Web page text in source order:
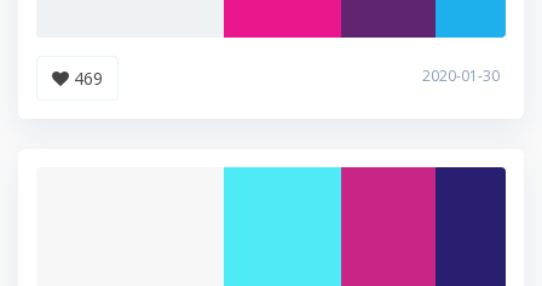
469 2020-01-30